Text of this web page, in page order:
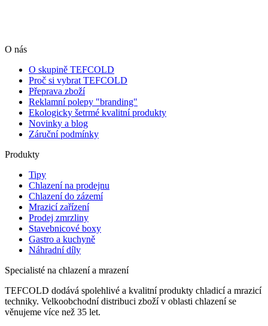
O nás
O skupině TEFCOLD
Proč si vybrat TEFCOLD
Přeprava zboží
Reklamní polepy "branding"
Ekologicky šetrmé kvalitní produkty
Novinky a blog
Záruční podmínky
Produkty
Tipy
Chlazení na prodejnu
Chlazení do zázemí
Mrazicí zařízení
Prodej zmrzliny
Stavebnicové boxy
Gastro a kuchyně
Náhradní díly
Specialisté na chlazení a mrazení
TEFCOLD dodává spolehlivé a kvalitní produkty chladicí a mrazicí
techniky. Velkoobchodní distribuci zboží v oblasti chlazení se
věnujeme více než 35 let.